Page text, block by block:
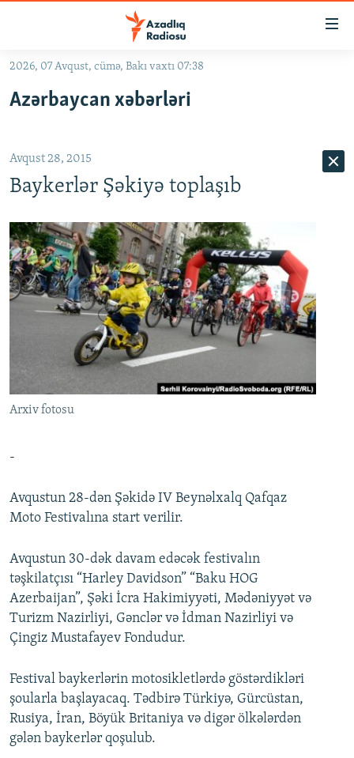
Əsas
qayıt
qayıt
Axtarışa
#ƏSLINDƏ
FƏRQƏ BAX
QANUNI DOĞRU
ARAŞDIRMA
MULTIMEDIA
VIDEO
FOTOQALEREYA
İNFOQRAFIKA
KARIKATURA
RADIO ARXIV
AZƏRBAYCAN ƏDƏBIYYATI KITABXANASI
İSLAM VƏ DEMOKRATIYA
HAQQIMIZDA
MISSIYAMIZ
PEŞƏ ETIKASI VƏ JURNALISTIKA STANDARTLARIMIZ
XƏBƏR BÜLLETENLƏRIMIZ
2026, 07 Avqust, cümə, Bakı vaxtı 07:38
Azərbaycan xəbərləri
Avqust 28, 2015
Baykerlər Şəkiyə toplaşıb
Arxiv fotosu
-
Avqustun 28-dən Şəkidə IV Beynəlxalq Qafqaz
Moto Festivalına start verilir.
Avqustun 30-dək davam edəcək festivalın
təşkilatçısı “Harley Davidson” “Baku HOG
Azerbaijan”, Şəki İcra Hakimiyyəti, Mədəniyyət və
Turizm Nazirliyi, Gənclər və İdman Nazirliyi və
Çingiz Mustafayev Fondudur.
Festival baykerlərin motosikletlərdə göstərdikləri
şoularla başlayacaq. Tədbirə Türkiyə, Gürcüstan,
Rusiya, İran, Böyük Britaniya və digər ölkələrdən
gələn baykerlər qoşulub.